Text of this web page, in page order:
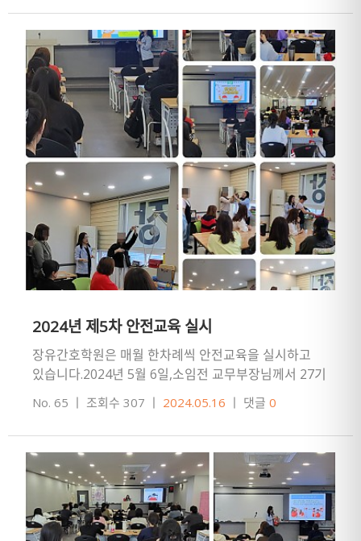
2024년 제5차 안전교육 실시
장유간호학원은 매월 한차례씩 안전교육을 실시하고
있습니다.2024년 5월 6일,소임전 교무부장님께서 27기
주간반 수강생을 대상으로 안전교육을 실시했습니다.
교육내용: 건물 비상대피…
No. 65 ㅣ 조회수 307 ㅣ 2024.05.16 ㅣ 댓글 0